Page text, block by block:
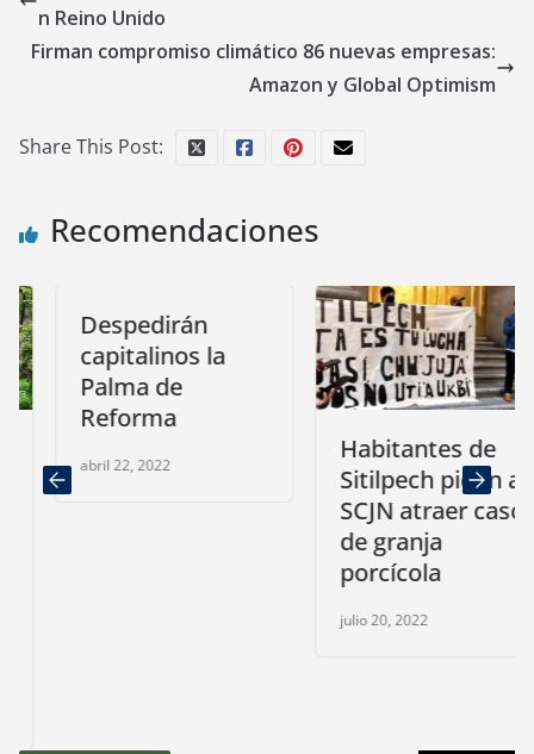
n Reino Unido
Firman compromiso climático 86 nuevas empresas:
Amazon y Global Optimism
Share This Post:
Recomendaciones
Despedirán
capitalinos la
Palma de
Reforma
abril 22, 2022
Habitantes de
Sitilpech piden a
SCJN atraer caso
de granja
porcícola
julio 20, 2022